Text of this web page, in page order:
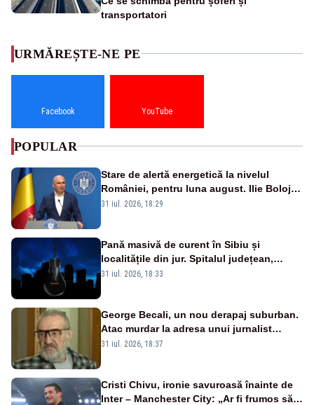
transportatori
URMĂREȘTE-NE PE
Facebook YouTube
POPULAR
Stare de alertă energetică la nivelul
României, pentru luna august. Ilie Bolojan
a anunțat importuri și posibile restricții –
31 iul. 2026, 18:29
Pană masivă de curent în Sibiu și
localitățile din jur. Spitalul județean,
semafoarele, rețelele de telefonie, grav
31 iul. 2026, 18:33
George Becali, un nou derapaj suburban.
Atac murdar la adresa unui jurnalist
sportiv – AUDIO
31 iul. 2026, 18:37
Cristi Chivu, ironie savuroasă înainte de
Inter – Manchester City: „Ar fi frumos să